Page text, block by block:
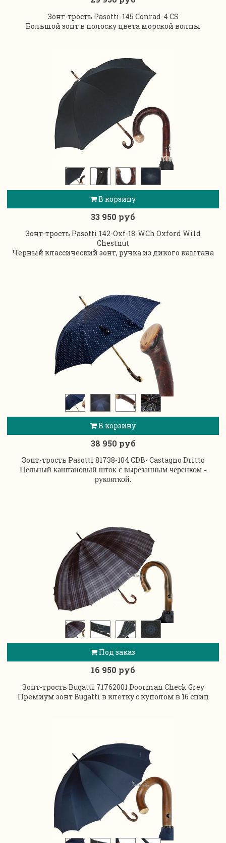
Зонт-трость Pasotti-145 Conrad-4 CS
Большой зонт в полоску цвета морской волны
В корзину
33 950 руб
Зонт-трость Pasotti 142-Oxf-18-WCh Oxford Wild
Chestnut
Черный классический зонт, ручка из дикого каштана
В корзину
38 950 руб
Зонт-трость Pasotti 81738-104 CDB- Castagno Dritto
Цельный каштановый шток с вырезанным черенком -
рукояткой.
Под заказ
16 950 руб
Зонт-трость Bugatti 71762001 Doorman Check Grey
Премиум зонт Bugatti в клетку с куполом в 16 спиц